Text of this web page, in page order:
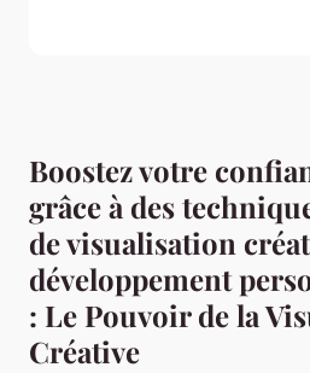
Boostez votre
grâce à des
de visualisation
développement
: Le Pouvoir de la
Créative